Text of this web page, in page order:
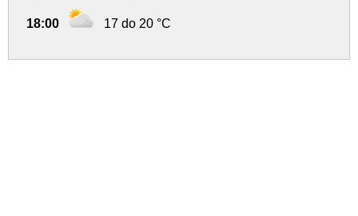
18:00 17 do 20 °C